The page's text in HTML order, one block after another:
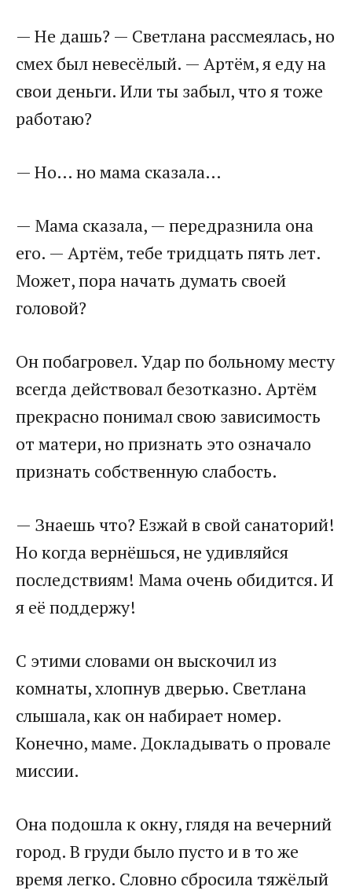
— Не дашь? — Светлана рассмеялась, но
смех был невесёлый. — Артём, я еду на
свои деньги. Или ты забыл, что я тоже
работаю?
— Но… но мама сказала…
— Мама сказала, — передразнила она
его. — Артём, тебе тридцать пять лет.
Может, пора начать думать своей
головой?
Он побагровел. Удар по больному месту
всегда действовал безотказно. Артём
прекрасно понимал свою зависимость
от матери, но признать это означало
признать собственную слабость.
— Знаешь что? Езжай в свой санаторий!
Но когда вернёшься, не удивляйся
последствиям! Мама очень обидится. И
я её поддержу!
С этими словами он выскочил из
комнаты, хлопнув дверью. Светлана
слышала, как он набирает номер.
Конечно, маме. Докладывать о провале
миссии.
Она подошла к окну, глядя на вечерний
город. В груди было пусто и в то же
время легко. Словно сбросила тяжёлый